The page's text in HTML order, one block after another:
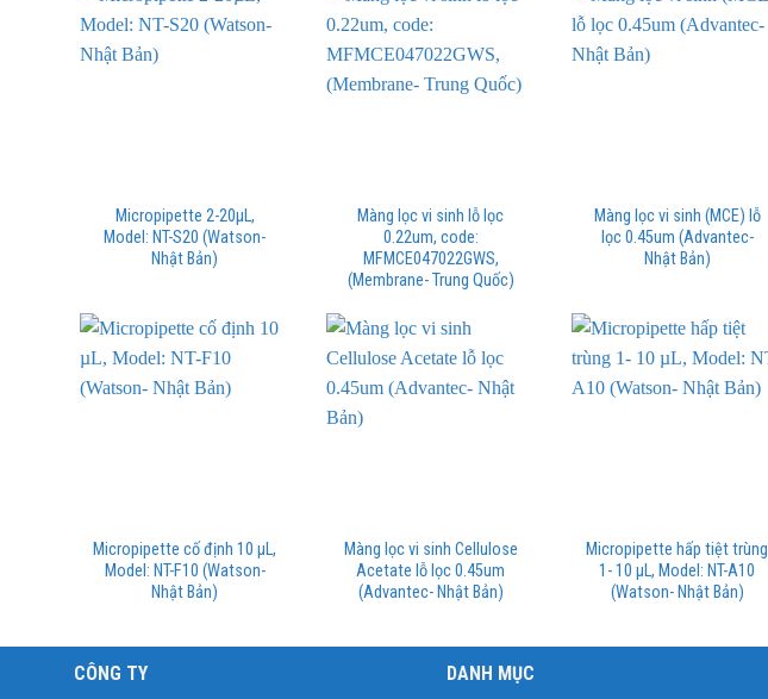
Micropipette 2-20µL,
Model: NT-S20 (Watson-
Nhật Bản)
Màng lọc vi sinh lỗ lọc
0.22um, code:
MFMCE047022GWS,
(Membrane- Trung Quốc)
Màng lọc vi sinh (MCE) lỗ
lọc 0.45um (Advantec-
Nhật Bản)
Micropipette cố định 10 µL,
Model: NT-F10 (Watson-
Nhật Bản)
Màng lọc vi sinh Cellulose
Acetate lỗ lọc 0.45um
(Advantec- Nhật Bản)
Micropipette hấp tiệt trùng
1- 10 µL, Model: NT-A10
(Watson- Nhật Bản)
CÔNG TY DANH MỤC